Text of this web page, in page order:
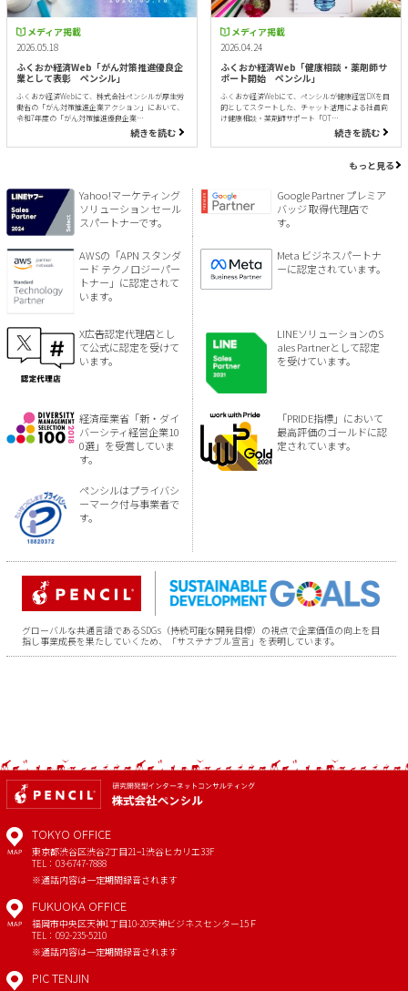
メディア掲載
2026.05.18
ふくおか経済Web「がん対策推進優良企
業として表彰 ペンシル」
ふくおか経済Webにて、株式会社ペンシルが厚生労
働省の「がん対策推進企業アクション」において、
令和7年度の「がん対策推進優良企業…
続きを読む
メディア掲載
2026.04.24
ふくおか経済Web「健康相談・薬剤師サ
ポート開始 ペンシル」
ふくおか経済Webにて、ペンシルが健康経営DXを目
的としてスタートした、チャット活用による社員向
け健康相談・薬剤師サポート「OT…
続きを読む
もっと見る
Yahoo!マーケティング
ソリューション セール
スパートナーです。
Google Partner プレミア
バッジ 取得代理店で
す。
AWSの「APN スタンダ
ード テクノロジーパー
トナー」に認定されて
います。
Meta ビジネスパートナ
ーに認定されています。
X広告認定代理店とし
て公式に認定を受けて
います。
LINEソリューションのS
ales Partnerとして認定
を受けています。
経済産業省「新・ダイ
バーシティ経営企業10
0選」を受賞していま
す。
「PRIDE指標」において
最高評価のゴールドに認
定されています。
ペンシルはプライバシ
ーマーク付与事業者で
す。
グローバルな共通言語であるSDGs（持続可能な開発目標）の視点で企業価値の向上を目
指し事業成長を果たしていくため、「サステナブル宣言」を表明しています。
MAP
TOKYO OFFICE
東京都渋谷区渋谷2丁目21−1渋谷ヒカリエ33F
TEL：03-6747-7888
※通話内容は一定期間録音されます
MAP
FUKUOKA OFFICE
福岡市中央区天神1丁目10-20天神ビジネスセンター15Ｆ
TEL：092-235-5210
※通話内容は一定期間録音されます
PIC TENJIN